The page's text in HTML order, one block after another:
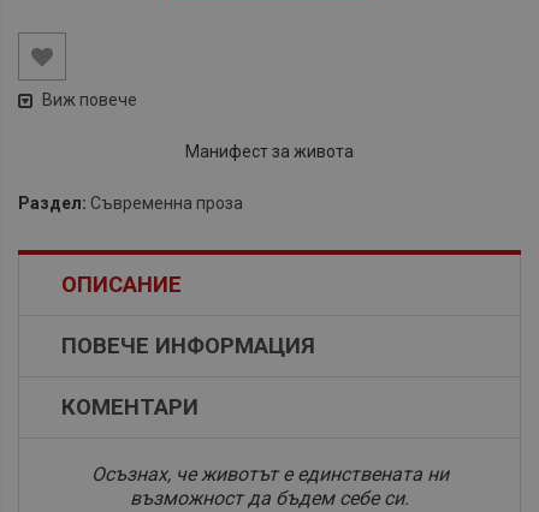
Виж повече
Манифест за живота
Раздел: Съвременна проза
ОПИСАНИЕ
ПОВЕЧЕ ИНФОРМАЦИЯ
КОМЕНТАРИ
Осъзнах, че животът е единствената ни
възможност да бъдем себе си.